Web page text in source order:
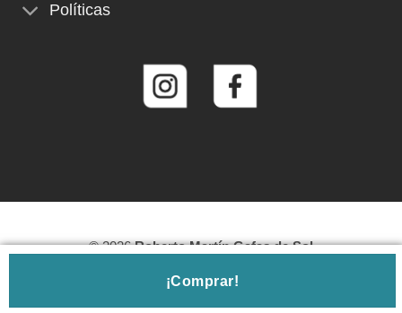
¡Comprar!
Políticas
© 2026Roberto Martín Gafas de Sol